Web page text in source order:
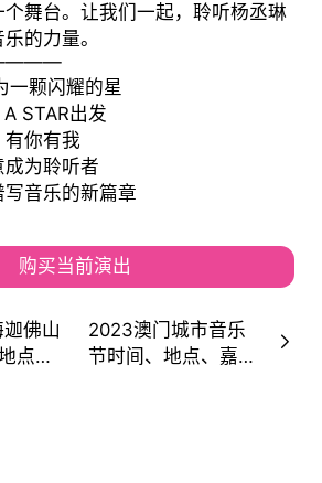
舞台。让我们一起，聆听杨丞琳
的力量。
一颗闪耀的星
STAR出发
你有我
成为聆听者
音乐的新篇章
购买当前演出
佛山
点、
2023澳门城市音乐
节时间、地点、嘉